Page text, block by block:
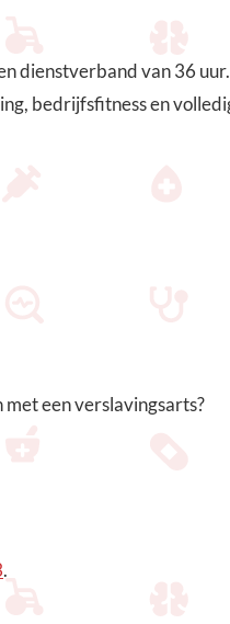
dienstverband van 36 uur.
bedrijfsfitness en
een verslavingsarts?
.